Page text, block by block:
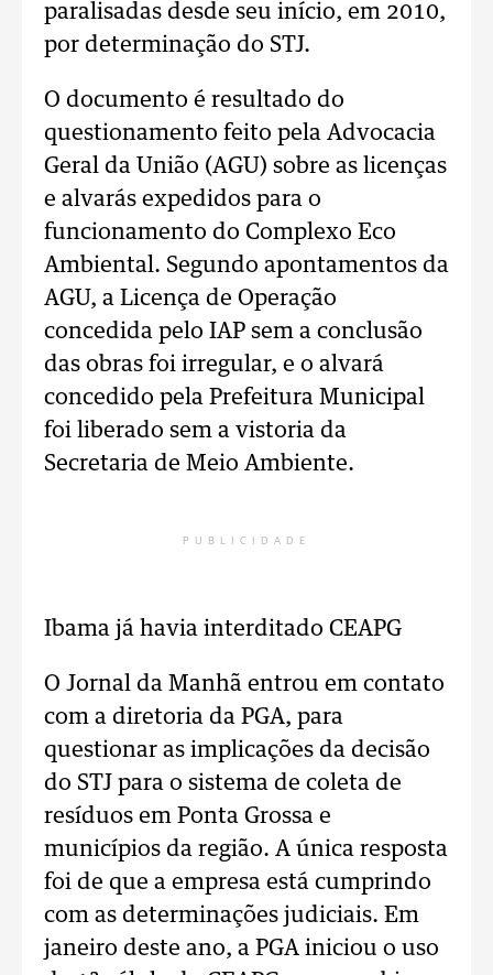
paralisadas desde seu início, em 2010,
por determinação do STJ.
O documento é resultado do
questionamento feito pela Advocacia
Geral da União (AGU) sobre as licenças
e alvarás expedidos para o
funcionamento do Complexo Eco
Ambiental. Segundo apontamentos da
AGU, a Licença de Operação
concedida pelo IAP sem a conclusão
das obras foi irregular, e o alvará
concedido pela Prefeitura Municipal
foi liberado sem a vistoria da
Secretaria de Meio Ambiente.
PUBLICIDADE
Ibama já havia interditado CEAPG
O Jornal da Manhã entrou em contato
com a diretoria da PGA, para
questionar as implicações da decisão
do STJ para o sistema de coleta de
resíduos em Ponta Grossa e
municípios da região. A única resposta
foi de que a empresa está cumprindo
com as determinações judiciais. Em
janeiro deste ano, a PGA iniciou o uso